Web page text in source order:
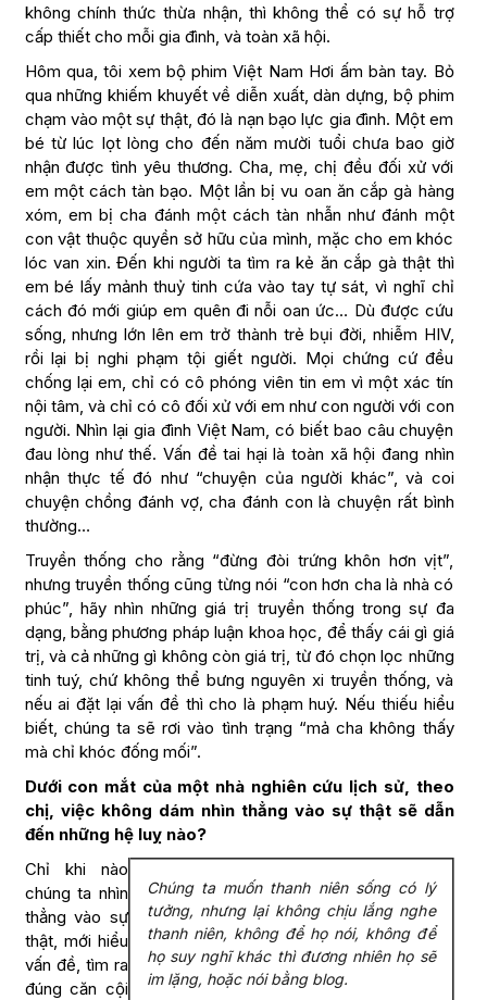
không chính thức thừa nhận, thì không thể có sự hỗ trợ
cấp thiết cho mỗi gia đình, và toàn xã hội.
Hôm qua, tôi xem bộ phim Việt Nam Hơi ấm bàn tay. Bỏ
qua những khiếm khuyết về diễn xuất, dàn dựng, bộ phim
chạm vào một sự thật, đó là nạn bạo lực gia đình. Một em
bé từ lúc lọt lòng cho đến năm mười tuổi chưa bao giờ
nhận được tình yêu thương. Cha, mẹ, chị đều đối xử với
em một cách tàn bạo. Một lần bị vu oan ăn cắp gà hàng
xóm, em bị cha đánh một cách tàn nhẫn như đánh một
con vật thuộc quyền sở hữu của mình, mặc cho em khóc
lóc van xin. Đến khi người ta tìm ra kẻ ăn cắp gà thật thì
em bé lấy mảnh thuỷ tinh cứa vào tay tự sát, vì nghĩ chỉ
cách đó mới giúp em quên đi nỗi oan ức… Dù được cứu
sống, nhưng lớn lên em trở thành trẻ bụi đời, nhiễm HIV,
rồi lại bị nghi phạm tội giết người. Mọi chứng cứ đều
chống lại em, chỉ có cô phóng viên tin em vì một xác tín
nội tâm, và chỉ có cô đối xử với em như con người với con
người. Nhìn lại gia đình Việt Nam, có biết bao câu chuyện
đau lòng như thế. Vấn đề tai hại là toàn xã hội đang nhìn
nhận thực tế đó như “chuyện của người khác”, và coi
chuyện chồng đánh vợ, cha đánh con là chuyện rất bình
thường…
Truyền thống cho rằng “đừng đòi trứng khôn hơn vịt”,
nhưng truyền thống cũng từng nói “con hơn cha là nhà có
phúc”, hãy nhìn những giá trị truyền thống trong sự đa
dạng, bằng phương pháp luận khoa học, để thấy cái gì giá
trị, và cả những gì không còn giá trị, từ đó chọn lọc những
tinh tuý, chứ không thể bưng nguyên xi truyền thống, và
nếu ai đặt lại vấn đề thì cho là phạm huý. Nếu thiếu hiểu
biết, chúng ta sẽ rơi vào tình trạng “mả cha không thấy
mà chỉ khóc đống mối”.
Dưới con mắt của một nhà nghiên cứu lịch sử, theo
chị, việc không dám nhìn thẳng vào sự thật sẽ dẫn
đến những hệ luỵ nào?
Chúng ta muốn thanh niên sống có lý
tưởng, nhưng lại không chịu lắng nghe
thanh niên, không để họ nói, không để
họ suy nghĩ khác thì đương nhiên họ sẽ
im lặng, hoặc nói bằng blog.
Chỉ khi nào
chúng ta nhìn
thẳng vào sự
thật, mới hiểu
vấn đề, tìm ra
đúng căn cội